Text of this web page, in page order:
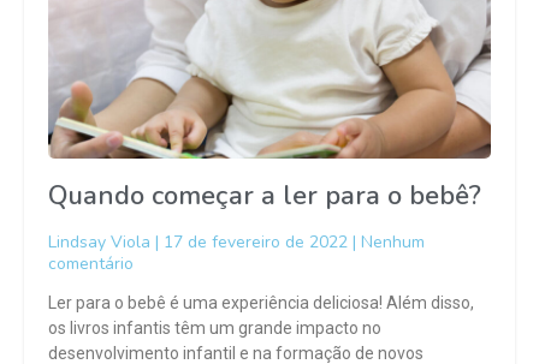
Quando começar a ler para o bebê?
Lindsay Viola 17 de fevereiro de 2022
Nenhum
comentário
Ler para o bebê é uma experiência deliciosa! Além disso,
os livros infantis têm um grande impacto no
desenvolvimento infantil e na formação de novos